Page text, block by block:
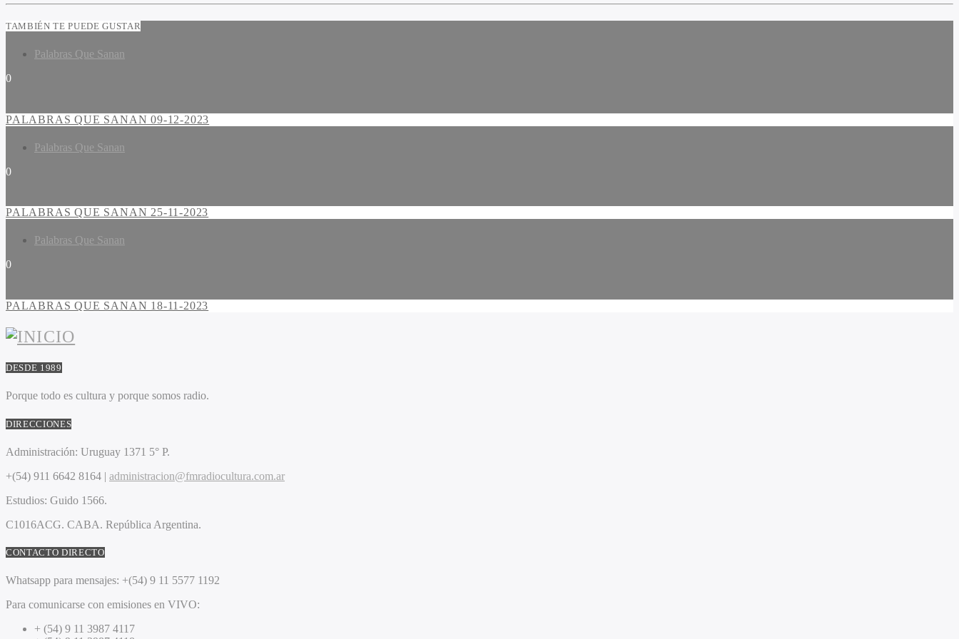
TAMBIÉN TE PUEDE GUSTAR
Palabras Que Sanan
0
PALABRAS QUE SANAN 09-12-2023
Palabras Que Sanan
0
PALABRAS QUE SANAN 25-11-2023
Palabras Que Sanan
0
PALABRAS QUE SANAN 18-11-2023
DESDE 1989
Porque todo es cultura y porque somos radio.
DIRECCIONES
Administración: Uruguay 1371 5° P.
+(54) 911 6642 8164 | administracion@fmradiocultura.com.ar
Estudios: Guido 1566.
C1016ACG. CABA. República Argentina.
CONTACTO DIRECTO
Whatsapp para mensajes: +(54) 9 11 5577 1192
Para comunicarse con emisiones en VIVO:
+ (54) 9 11 3987 4117